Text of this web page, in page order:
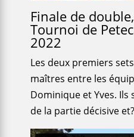
Finale de
Tournoi de
2022
Les deux premiers
maîtres entre les
Dominique et Yves. Ils
de la partie décisive